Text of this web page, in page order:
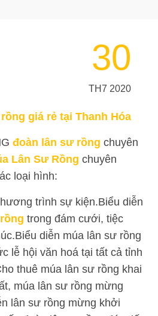
30
TH7 2020
giá rẻ tại Thanh Hóa
đoàn lân sư rồng chuyên
Lân Sư Rồng chuyên
loại hình:
trình sự kiện.Biểu diễn
trong đám cưới, tiệc
diễn múa lân sư rồng
lễ hội văn hoá tại tất cả tỉnh
thuê múa lân sư rồng khai
múa lân sư rồng mừng
lân sư rồng mừng khởi